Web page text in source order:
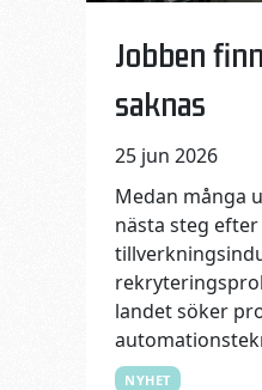
Jobben
saknas
Published on:
25 jun 2026
Medan många
nästa steg
landet söker
och andra
Categories:
NYHET